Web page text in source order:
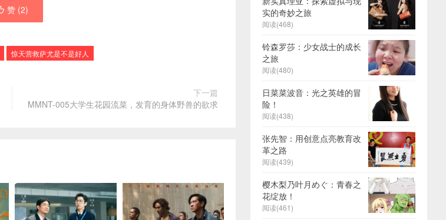
赞 (2)
惊天营救萨尤是不是好人
下一篇
MMNT-005大学生花园流菜，发育的身体野兽的欲求
实的奇妙之旅
阅读(468)
铃森罗莎：少女战士的成长
之旅
阅读(480)
日菜菜波音：光之英雄的冒
险！
阅读(438)
张先智：用创意点亮教育改
革之路
阅读(439)
樱木梨乃叶月めぐ：青春之
花绽放！
阅读(461)